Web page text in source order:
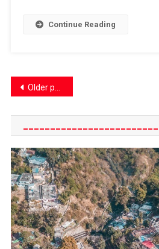
Continue Reading
Posts
navigation
Older posts